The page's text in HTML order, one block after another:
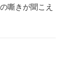
嘶きが聞こえ